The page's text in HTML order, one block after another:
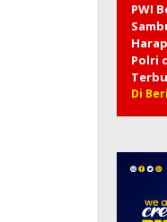
PWI
Polri
Di